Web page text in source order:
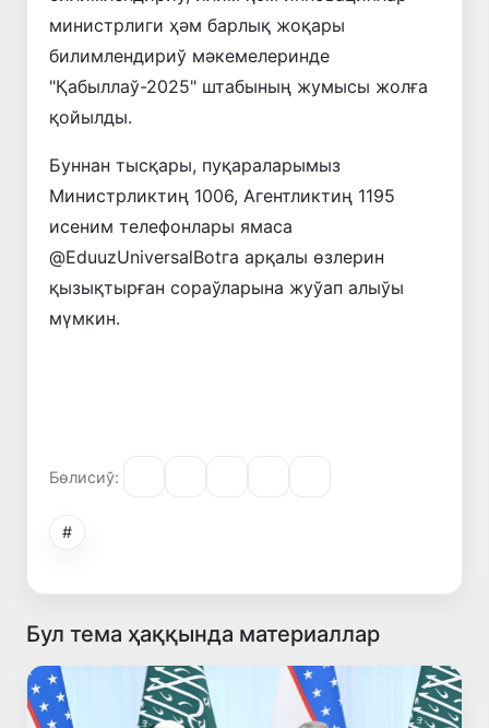
министрлиги ҳәм барлық жоқары
билимлендириў мәкемелеринде
"Қабыллаў-2025" штабының жумысы жолға
қойылды.
Буннан тысқары, пуқараларымыз
Министрликтиң 1006, Агентликтиң 1195
исеним телефонлары ямаса
@EduuzUniversalBotга арқалы өзлерин
қызықтырған сораўларына жуўап алыўы
мүмкин.
Бөлисиў:
#
Бул тема ҳаққында материаллар